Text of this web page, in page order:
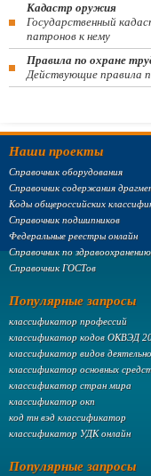
Кадастр оружия
Государственный
патронов к нему
Правила по охране
Действующие правила
Наши проекты
Справочник оборудования
Справочник содержания
Коды общероссийских
Справочник подшипников
Федеральные реестры онлайн
Справочник по
Справочник ГОСТов
Популярные запросы
классификатор профессий
классификатор кодов ОКВЭД
классификатор видов
классификатор основных
классификатор стран мира
классификатор окп
код тн вэд классификатор
классификатор УДК онлайн
Популярные запросы